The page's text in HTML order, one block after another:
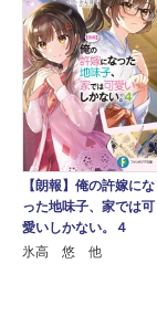
【朗報】俺の許嫁にな
った地味子、家では可
愛いしかない。４
氷高 悠 他